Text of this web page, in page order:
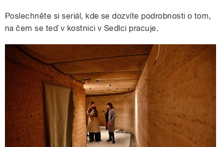
Poslechněte si seriál, kde se dozvíte podrobnosti o tom,
na čem se teď v kostnici v Sedlci pracuje.